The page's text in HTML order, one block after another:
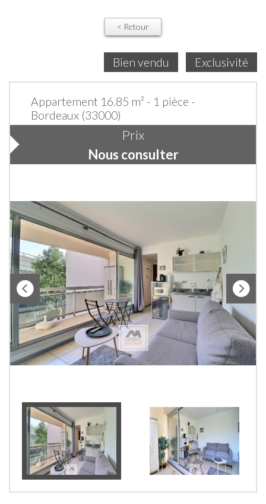
< Retour
Bien vendu Exclusivité
Appartement 16.85 m² - 1 pièce -
Bordeaux (33000)
Prix
Nous consulter